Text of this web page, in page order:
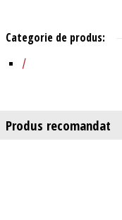
Categorie de produs:
/
Produs recomandat